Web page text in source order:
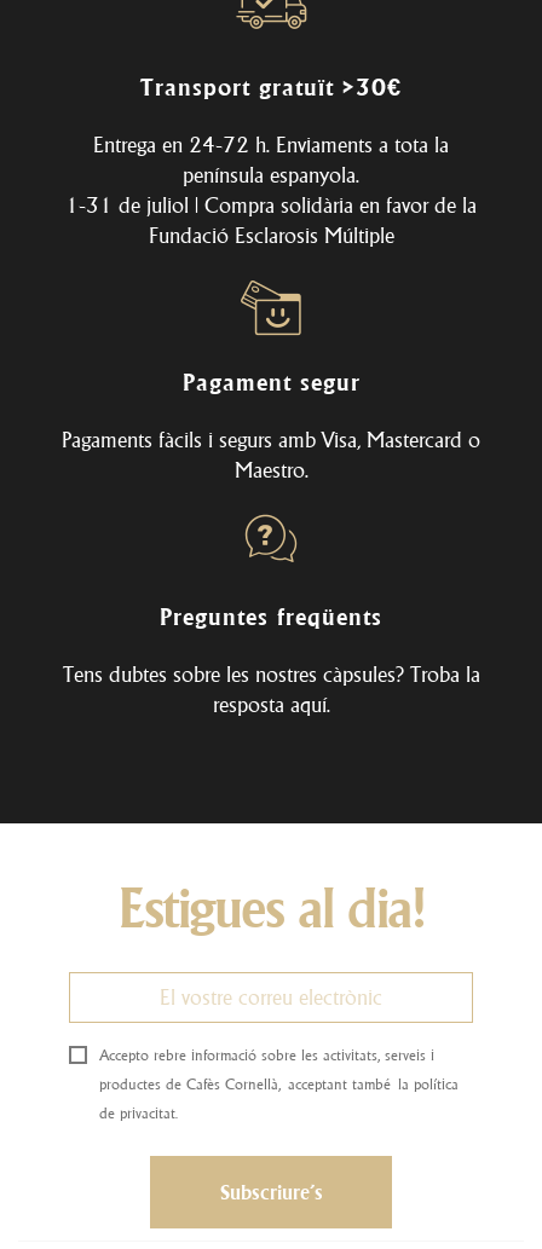
Transport gratuït >30€
Entrega en 24-72 h. Enviaments a tota la
península espanyola.
1-31 de juliol | Compra solidària en favor de la
Fundació Esclarosis Múltiple
Pagament segur
Pagaments fàcils i segurs amb Visa, Mastercard o
Maestro.
Preguntes freqüents
Tens dubtes sobre les nostres càpsules? Troba la
resposta aquí.
Estigues al dia!
Accepto rebre informació sobre les activitats, serveis i
productes de Cafès Cornellà, acceptant també la política
de privacitat.